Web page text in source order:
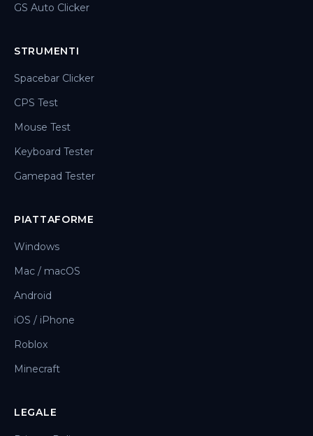
GS Auto Clicker
STRUMENTI
Spacebar Clicker
CPS Test
Mouse Test
Keyboard Tester
Gamepad Tester
PIATTAFORME
Windows
Mac / macOS
Android
iOS / iPhone
Roblox
Minecraft
LEGALE